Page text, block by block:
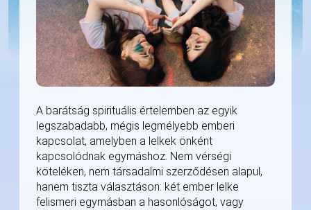
A barátság spirituális értelemben az egyik
legszabadabb, mégis legmélyebb emberi
kapcsolat, amelyben a lelkek önként
kapcsolódnak egymáshoz. Nem vérségi
köteléken, nem társadalmi szerződésen alapul,
hanem tiszta választáson: két ember lelke
felismeri egymásban a hasonlóságot, vagy